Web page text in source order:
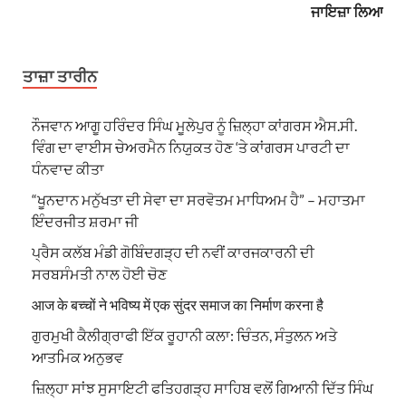
ਜਾਇਜ਼ਾ ਲਿਆ
ਤਾਜ਼ਾ ਤਾਰੀਨ
ਨੌਜਵਾਨ ਆਗੂ ਹਰਿੰਦਰ ਸਿੰਘ ਮੂਲੇਪੁਰ ਨੂੰ ਜ਼ਿਲ੍ਹਾ ਕਾਂਗਰਸ ਐਸ.ਸੀ.
ਵਿੰਗ ਦਾ ਵਾਈਸ ਚੇਅਰਮੈਨ ਨਿਯੁਕਤ ਹੋਣ ‘ਤੇ ਕਾਂਗਰਸ ਪਾਰਟੀ ਦਾ
ਧੰਨਵਾਦ ਕੀਤਾ
“ਖੂਨਦਾਨ ਮਨੁੱਖਤਾ ਦੀ ਸੇਵਾ ਦਾ ਸਰਵੋਤਮ ਮਾਧਿਅਮ ਹੈ” – ਮਹਾਤਮਾ
ਇੰਦਰਜੀਤ ਸ਼ਰਮਾ ਜੀ
ਪ੍ਰੈਸ ਕਲੱਬ ਮੰਡੀ ਗੋਬਿੰਦਗੜ੍ਹ ਦੀ ਨਵੀਂ ਕਾਰਜਕਾਰਨੀ ਦੀ
ਸਰਬਸੰਮਤੀ ਨਾਲ ਹੋਈ ਚੋਣ
आज के बच्चों ने भविष्य में एक सुंदर समाज का निर्माण करना है
ਗੁਰਮੁਖੀ ਕੈਲੀਗ੍ਰਾਫੀ ਇੱਕ ਰੂਹਾਨੀ ਕਲਾ: ਚਿੰਤਨ, ਸੰਤੁਲਨ ਅਤੇ
ਆਤਮਿਕ ਅਨੁਭਵ
ਜ਼ਿਲ੍ਹਾ ਸਾਂਝ ਸੁਸਾਇਟੀ ਫਤਿਹਗੜ੍ਹ ਸਾਹਿਬ ਵਲੋਂ ਗਿਆਨੀ ਦਿੱਤ ਸਿੰਘ